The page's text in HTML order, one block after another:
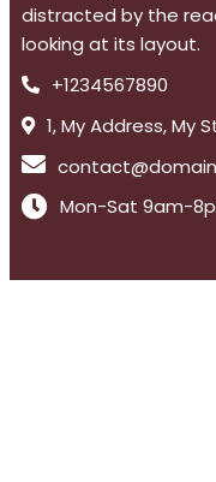
distracted by the
looking at its layout.
+1234567890
1, My Address, My
Mon-Sat 9am-